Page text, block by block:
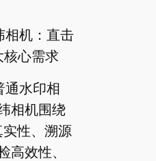
相机：直击
核心需求
通水印相
相机围绕
实性、溯源
高效性、